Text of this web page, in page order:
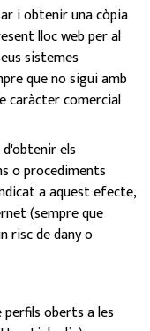
i obtenir una còpia
lloc web per al
sistemes
que no sigui amb
caràcter comercial
els
o procediments
a aquest efecte,
(sempre que
risc de dany o
perfils oberts a les